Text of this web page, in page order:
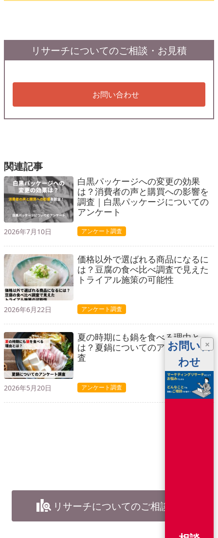
リサーチについてのご相談・お見積
お問い合わせ
関連記事
白黒パッケージへの変更の効果
は？消費者の声と購買への影響を
調査｜白黒パッケージについての
アンケート
2026年7月10日 アンケート調査
価格以外で選ばれる商品になるに
は？豆腐の食べ比べ調査で見えた
トライアル施策の可能性
2026年6月22日 アンケート調査
夏の時期にも鍋を食べる理由と
は？夏鍋についてのアンケート調
査
2026年5月20日 アンケート調査
リサーチについてのご相談
×
お問い合
わせ